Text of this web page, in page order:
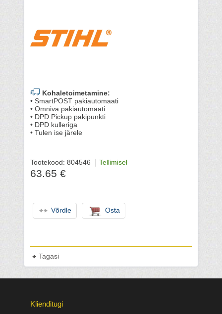
Kohaletoimetamine:
• SmartPOST pakiautomaati
• Omniva pakiautomaati
• DPD Pickup pakipunkti
• DPD kulleriga
• Tulen ise järele
Tootekood: 804546 Tellimisel
63.65 €
Võrdle Osta
Tagasi
Klienditugi